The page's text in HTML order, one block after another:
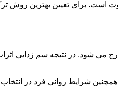
برای تعیین بهترین روش ترک
می شود. در نتیجه سم زدایی
شرایط روانی فرد در